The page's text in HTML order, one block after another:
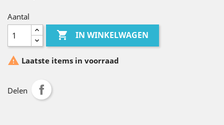
Aantal
 IN WINKELWAGEN
 Laatste items in voorraad
Delen